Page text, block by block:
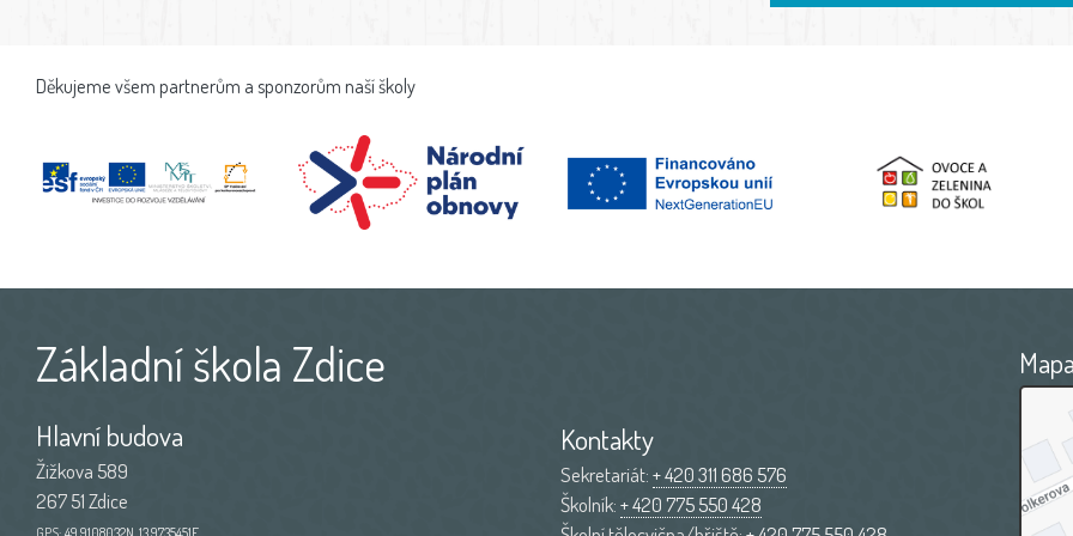
Děkujeme všem partnerům a sponzorům naší školy
Základní škola Zdice
Hlavní budova
Žižkova 589
267 51 Zdice
Kontakty
Sekretariát:+ 420 311 686 576
Školník:+ 420 775 550 428